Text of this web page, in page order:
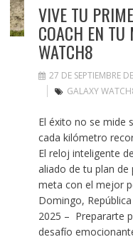
VIVE TU
COACH EN TU
WATCH8
27 DE SEPTIEMBRE
GALAXY
El éxito no se mide
cada kilómetro
El reloj inteligente
aliado de tu plan de
meta con el mejor
Domingo,
2025 – Prepararte
desafío